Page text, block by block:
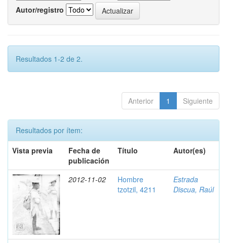
Autor/registro
Resultados 1-2 de 2.
Anterior 1 Siguiente
Resultados por ítem:
Vista previa
Fecha de
publicación
Título Autor(es)
2012-11-02
Hombre
tzotzil, 4211
Estrada
Discua, Raúl